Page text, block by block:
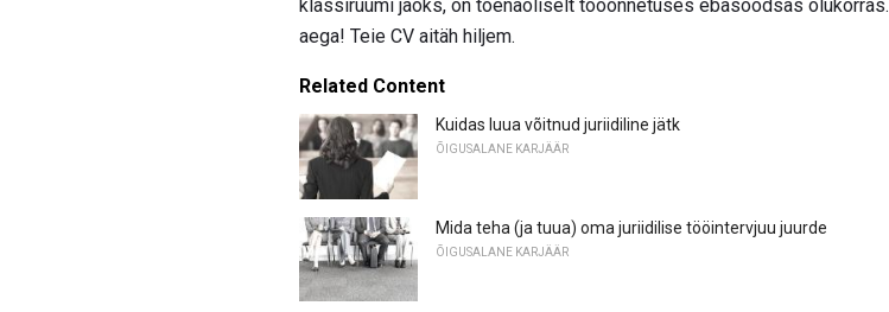
klassiruumi jaoks, on tõenäoliselt tööõnnetuses ebasoodsas olukorras.
aega! Teie CV aitäh hiljem.
Related Content
Kuidas luua võitnud juriidiline jätk
ÕIGUSALANE KARJÄÄR
Mida teha (ja tuua) oma juriidilise tööintervjuu juurde
ÕIGUSALANE KARJÄÄR